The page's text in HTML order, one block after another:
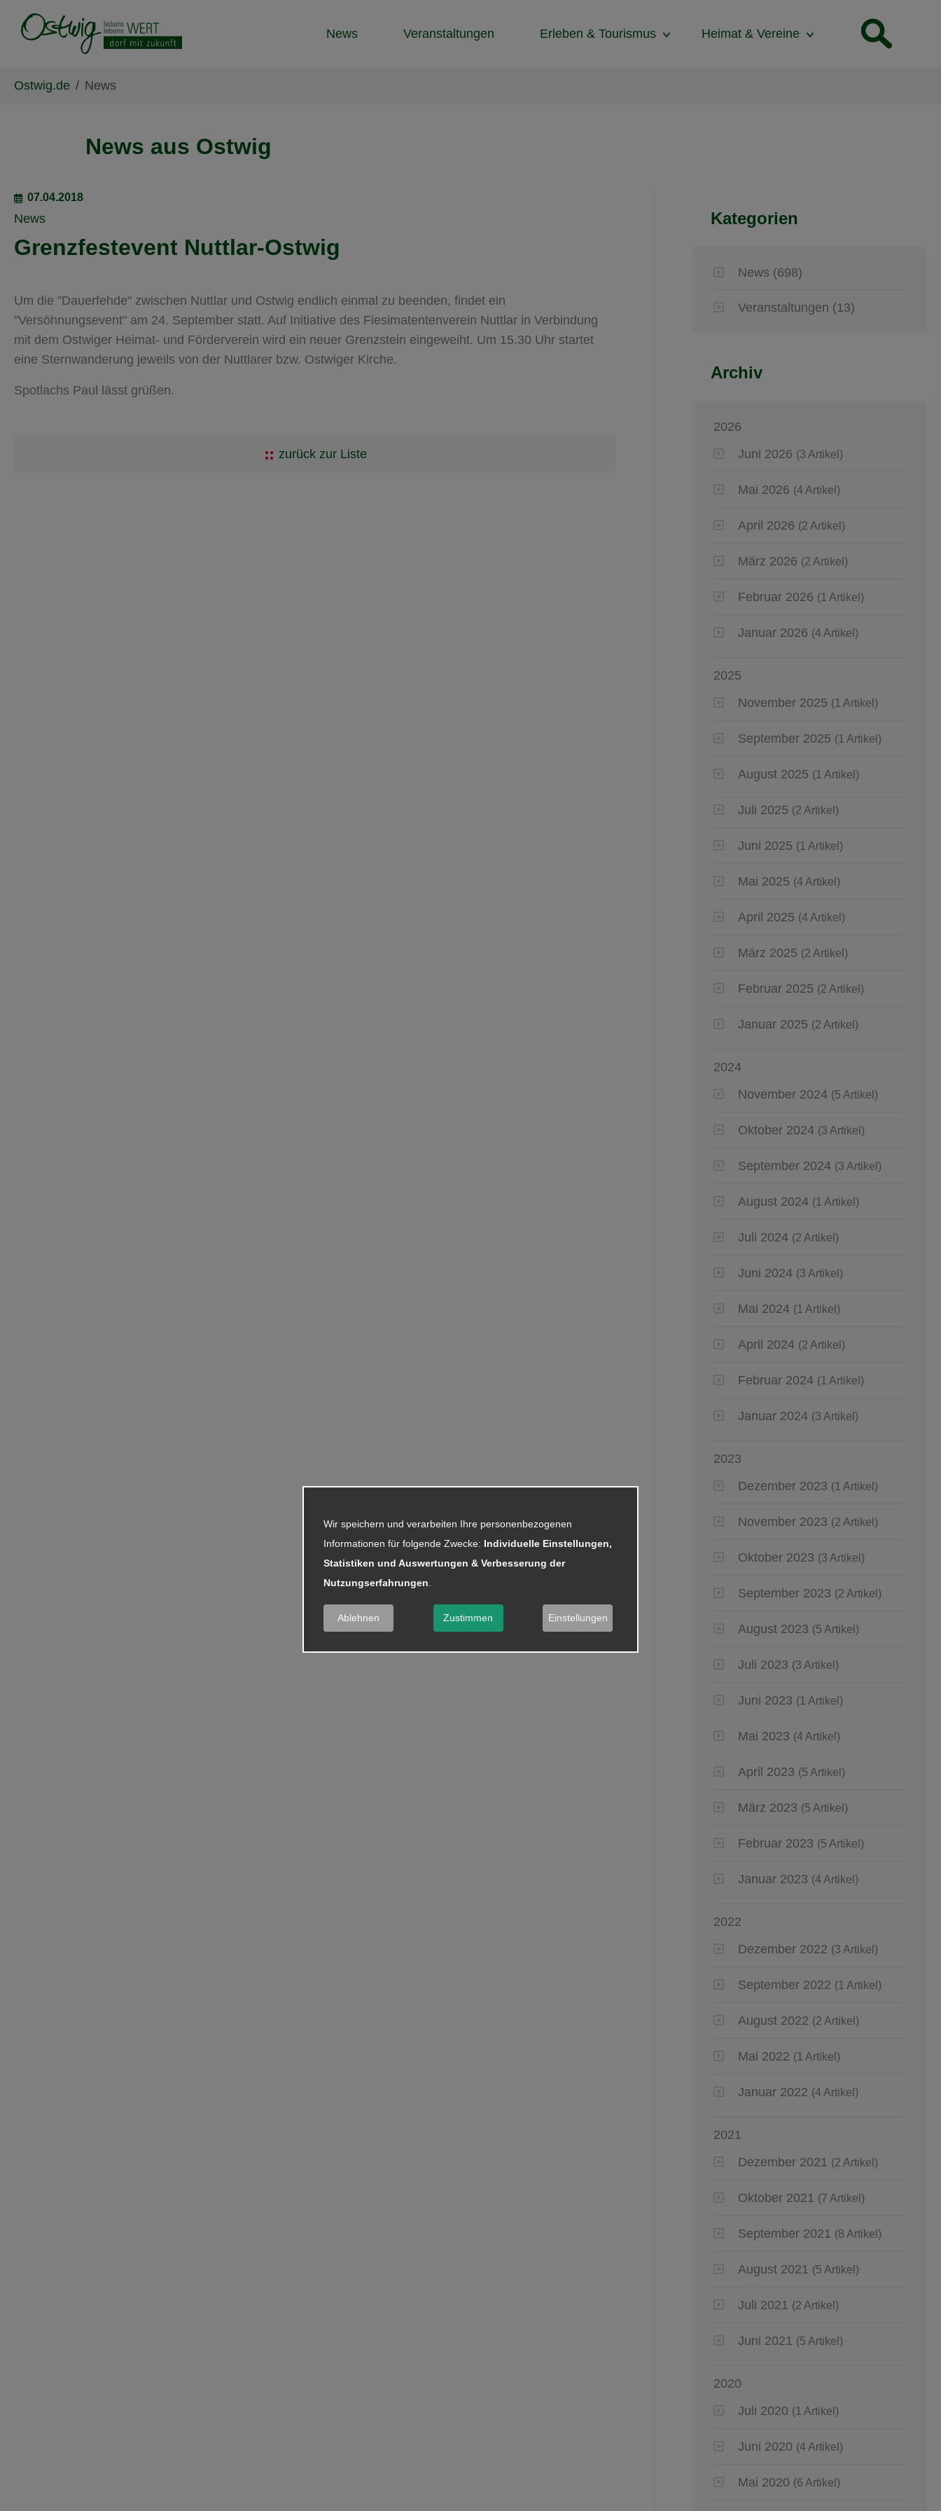
News
Veranstaltungen Erleben & Tourismus Heimat & Vereine
Ostwig.de News
News aus Ostwig
07.04.2018
News
Grenzfestevent Nuttlar-Ostwig
Um die "Dauerfehde" zwischen Nuttlar und Ostwig endlich einmal zu beenden, findet ein
"Versöhnungsevent" am 24. September statt. Auf Initiative des Fiesimatentenverein Nuttlar in Verbindung
mit dem Ostwiger Heimat- und Förderverein wird ein neuer Grenzstein eingeweiht. Um 15.30 Uhr startet
eine Sternwanderung jeweils von der Nuttlarer bzw. Ostwiger Kirche.
Spotlachs Paul lässt grüßen.
zurück zur Liste
Kategorien
News (698)
Veranstaltungen (13)
Archiv
2026
Juni 2026 (3 Artikel)
Mai 2026 (4 Artikel)
April 2026 (2 Artikel)
März 2026 (2 Artikel)
Februar 2026 (1 Artikel)
Januar 2026 (4 Artikel)
2025
November 2025 (1 Artikel)
September 2025 (1 Artikel)
August 2025 (1 Artikel)
Juli 2025 (2 Artikel)
Juni 2025 (1 Artikel)
Mai 2025 (4 Artikel)
April 2025 (4 Artikel)
März 2025 (2 Artikel)
Februar 2025 (2 Artikel)
Januar 2025 (2 Artikel)
2024
November 2024 (5 Artikel)
Oktober 2024 (3 Artikel)
September 2024 (3 Artikel)
August 2024 (1 Artikel)
Juli 2024 (2 Artikel)
Juni 2024 (3 Artikel)
Mai 2024 (1 Artikel)
April 2024 (2 Artikel)
Februar 2024 (1 Artikel)
Januar 2024 (3 Artikel)
2023
Dezember 2023 (1 Artikel)
November 2023 (2 Artikel)
Oktober 2023 (3 Artikel)
September 2023 (2 Artikel)
August 2023 (5 Artikel)
Juli 2023 (3 Artikel)
Juni 2023 (1 Artikel)
Mai 2023 (4 Artikel)
April 2023 (5 Artikel)
März 2023 (5 Artikel)
Februar 2023 (5 Artikel)
Januar 2023 (4 Artikel)
2022
Dezember 2022 (3 Artikel)
September 2022 (1 Artikel)
August 2022 (2 Artikel)
Mai 2022 (1 Artikel)
Januar 2022 (4 Artikel)
2021
Dezember 2021 (2 Artikel)
Oktober 2021 (7 Artikel)
September 2021 (8 Artikel)
August 2021 (5 Artikel)
Juli 2021 (2 Artikel)
Juni 2021 (5 Artikel)
2020
Juli 2020 (1 Artikel)
Juni 2020 (4 Artikel)
Mai 2020 (6 Artikel)
Wir speichern und verarbeiten Ihre personenbezogenen
Informationen für folgende Zwecke: Individuelle Einstellungen,
Statistiken und Auswertungen & Verbesserung der
Nutzungserfahrungen
Ablehnen Zustimmen Einstellungen